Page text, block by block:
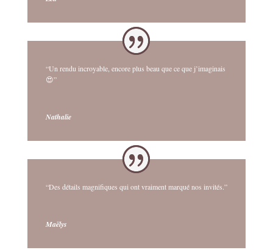
“Un rendu incroyable, encore plus beau que ce que j’imaginais
😍”
Nathalie
“Des détails magnifiques qui ont vraiment marqué nos invités.”
Maëlys